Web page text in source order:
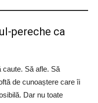
pereche ca
caute. Să afle. Să
de cunoaștere care îi
Dar nu toate